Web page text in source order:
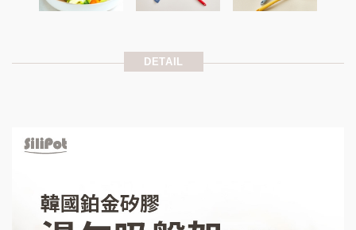
DETAIL